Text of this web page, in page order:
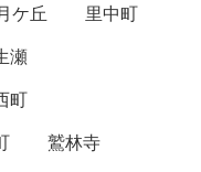
ケ丘
里中町
瀬
町
鷲林寺